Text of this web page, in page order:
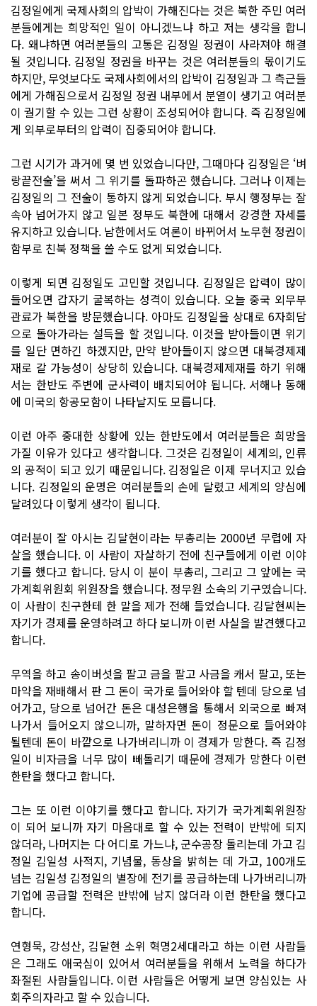
김정일에게 국제사회의 압박이 가해진다는 것은 북한 주민 여러
분들에게는 희망적인 일이 아니겠느냐 하고 저는 생각을 합니
다. 왜냐하면 여러분들의 고통은 김정일 정권이 사라져야 해결
될 것입니다. 김정일 정권을 바꾸는 것은 여러분들의 몫이기도
하지만, 무엇보다도 국제사회에서의 압박이 김정일과 그 측근들
에게 가해짐으로서 김정일 정권 내부에서 분열이 생기고 여러분
이 궐기할 수 있는 그런 상황이 조성되어야 합니다. 즉 김정일에
게 외부로부터의 압력이 집중되어야 합니다.
그런 시기가 과거에 몇 번 있었습니다만, 그때마다 김정일은 ‘벼
랑끝전술’을 써서 그 위기를 돌파하곤 했습니다. 그러나 이제는
김정일의 그 전술이 통하지 않게 되었습니다. 부시 행정부는 잘
속아 넘어가지 않고 일본 정부도 북한에 대해서 강경한 자세를
유지하고 있습니다. 남한에서도 여론이 바뀌어서 노무현 정권이
함부로 친북 정책을 쓸 수도 없게 되었습니다.
이렇게 되면 김정일도 고민할 것입니다. 김정일은 압력이 많이
들어오면 갑자기 굴복하는 성격이 있습니다. 오늘 중국 외무부
관료가 북한을 방문했습니다. 아마도 김정일을 상대로 6자회담
으로 돌아가라는 설득을 할 것입니다. 이것을 받아들이면 위기
를 일단 면하긴 하겠지만, 만약 받아들이지 않으면 대북경제제
재로 갈 가능성이 상당히 있습니다. 대북경제제재를 하기 위해
서는 한반도 주변에 군사력이 배치되어야 됩니다. 서해나 동해
에 미국의 항공모함이 나타날지도 모릅니다.
이런 아주 중대한 상황에 있는 한반도에서 여러분들은 희망을
가질 이유가 있다고 생각합니다. 그것은 김정일이 세계의, 인류
의 공적이 되고 있기 때문입니다. 김정일은 이제 무너지고 있습
니다. 김정일의 운명은 여러분들의 손에 달렸고 세계의 양심에
달려있다 이렇게 생각이 됩니다.
여러분이 잘 아시는 김달현이라는 부총리는 2000년 무렵에 자
살을 했습니다. 이 사람이 자살하기 전에 친구들에게 이런 이야
기를 했다고 합니다. 당시 이 분이 부총리, 그리고 그 앞에는 국
가계획위원회 위원장을 했습니다. 정무원 소속의 기구였습니다.
이 사람이 친구한테 한 말을 제가 전해 들었습니다. 김달현씨는
자기가 경제를 운영하려고 하다 보니까 이런 사실을 발견했다고
합니다.
무역을 하고 송이버섯을 팔고 금을 팔고 사금을 캐서 팔고, 또는
마약을 재배해서 판 그 돈이 국가로 들어와야 할 텐데 당으로 넘
어가고, 당으로 넘어간 돈은 대성은행을 통해서 외국으로 빠져
나가서 들어오지 않으니까, 말하자면 돈이 정문으로 들어와야
될텐데 돈이 바깥으로 나가버리니까 이 경제가 망한다. 즉 김정
일이 비자금을 너무 많이 빼돌리기 때문에 경제가 망한다 이런
한탄을 했다고 합니다.
그는 또 이런 이야기를 했다고 합니다. 자기가 국가계획위원장
이 되어 보니까 자기 마음대로 할 수 있는 전력이 반밖에 되지
않더라, 나머지는 다 어디로 가느냐, 군수공장 돌리는데 가고 김
정일 김일성 사적지, 기념물, 동상을 밝히는 데 가고, 100개도
넘는 김일성 김정일의 별장에 전기를 공급하는데 나가버리니까
기업에 공급할 전력은 반밖에 남지 않더라 이런 한탄을 했다고
합니다.
연형묵, 강성산, 김달현 소위 혁명2세대라고 하는 이런 사람들
은 그래도 애국심이 있어서 여러분들을 위해서 노력을 하다가
좌절된 사람들입니다. 이런 사람들은 어떻게 보면 양심있는 사
회주의자라고 할 수 있습니다.